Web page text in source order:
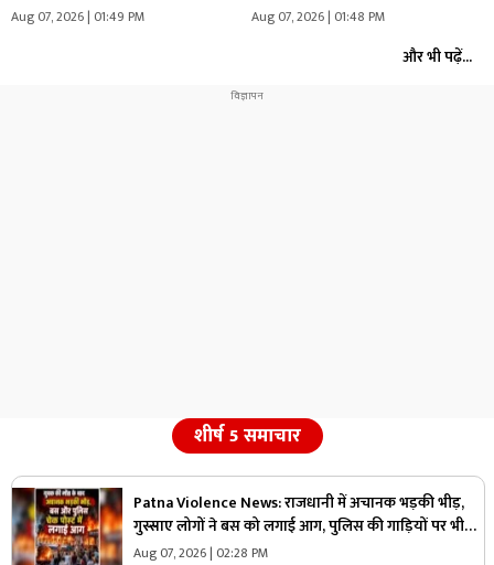
Aug 07, 2026 | 01:49 PM Aug 07, 2026 | 01:48 PM
और भी पढ़ें...
शीर्ष 5 समाचार
Patna Violence News: राजधानी में अचानक भड़की भीड़,
गुस्साए लोगों ने बस को लगाई आग, पुलिस की गाड़ियों पर भी
किया हमला, जानें किस वजह से मचा हड़कंप
Aug 07, 2026 | 02:28 PM